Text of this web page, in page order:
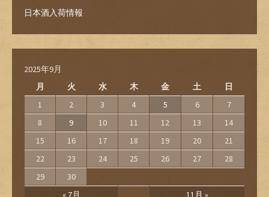
日本酒入荷情報
2025年9月
月
火 水 木 金 土 日
« 7月 11月 »
1 2 3 4 5 6
7
8
9 10 11 12 13
14
15
16 17 18 19 20
21
22
23 24 25 26 27
28
29
30